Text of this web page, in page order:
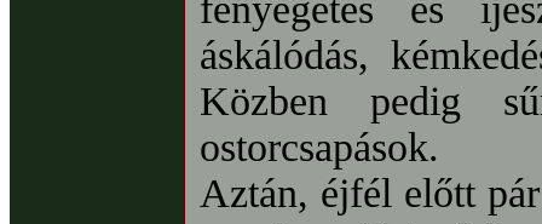
fenyegetés és
áskálódás,
Közben pedig
ostorcsapások.
Aztán, éjfél előtt